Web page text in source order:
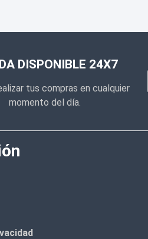
DISPONIBLE 24X7
tus compras en cualquier
momento del día.